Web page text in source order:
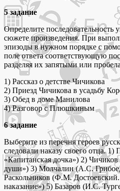
5 задание
Определите последовательность
сюжете произведения. При
эпизоды в нужном порядке с
поле ответа соответствующую
разделяя их запятыми или
1) Рассказ о детстве Чичикова
2) Приезд Чичикова в усадьбу
3) Обед в доме Манилова
4) Разговор с Плюшкиным
6 задание
Выберите из перечня героев
следовали наказу своего отца.
«Капитанская дочка») 2)
души») 3) Молчалин (А.С.
Раскольников (Ф.М.
наказание») 5) Базаров (И.С.